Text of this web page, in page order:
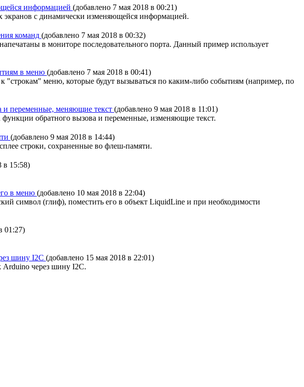
информацией (добавлено 7 мая 2018 в 00:21)
экранов с динамически изменяющейся информацией.
команд (добавлено 7 мая 2018 в 00:32)
в мониторе последовательного порта. Данный пример использует
в меню (добавлено 7 мая 2018 в 00:41)
меню, которые будут вызываться по каким-либо событиям (например, по
и переменные, меняющие текст (добавлено 9 мая 2018 в 11:01)
обратного вызова и переменные, изменяющие текст.
(добавлено 9 мая 2018 в 14:44)
строки, сохраненные во флеш-памяти.
в 15:58)
в меню (добавлено 10 мая 2018 в 22:04)
символ (глиф), поместить его в объект LiquidLine и при необходимости
01:27)
шину I2C (добавлено 15 мая 2018 в 22:01)
Arduino через шину I2C.